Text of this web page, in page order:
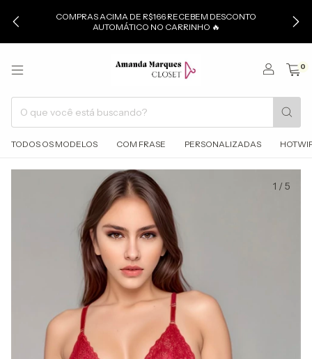
COMPRAS ACIMA DE R$166 RECEBEM DESCONTO
AUTOMÁTICO NO CARRINHO 🔥
0
TODOS OS MODELOS COM FRASE PERSONALIZADAS
1 / 5